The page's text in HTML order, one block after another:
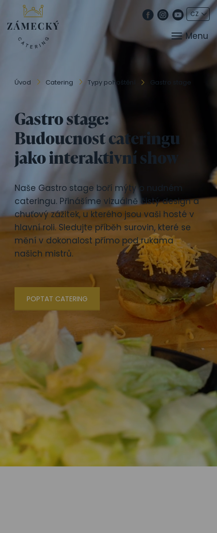
Menu
Úvod Catering Typy pohoštění Gastro stage
Gastro stage:
Budoucnost cateringu
jako interaktivní show
Naše Gastro stage boří mýty o nudném
cateringu. Přinášíme vizuálně čistý design a
chuťový zážitek, u kterého jsou vaši hosté v
hlavní roli. Sledujte příběh surovin, které se
mění v dokonalost přímo pod rukama
našich mistrů.
POPTAT CATERING